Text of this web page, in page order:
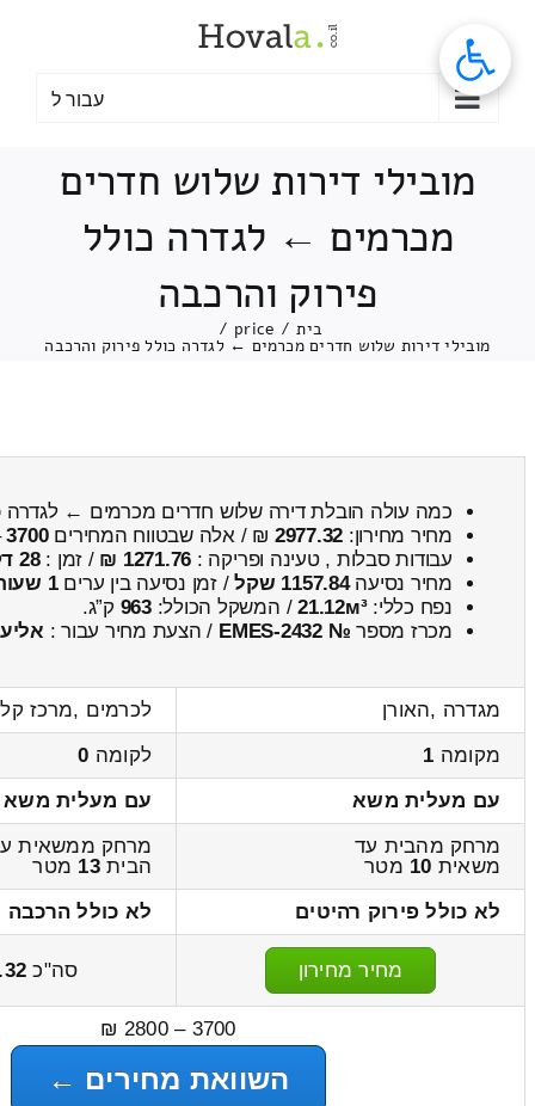
עבור ל
מובילי דירות שלוש חדרים
מכרמים ← לגדרה כולל
פירוק והרכבה
בית /
price
/
מובילי דירות שלוש חדרים מכרמים ← לגדרה כולל פירוק והרכבה
כמה עולה הובלת דירה שלוש חדרים מכרמים ← לגדרה
מחיר מחירון: 2977.32 ₪ / אלה שבטווח המחירים3700
עבודות סבלות , טעינה ופריקה : 1271.76 ₪ / זמן :28 דקות 24 שניות
מחיר נסיעה1157.84 שקל / זמן נסיעה בין ערים1 שעות , 24 דקות
נפח כללי:21.12м³/ המשקל הכולל:963 ק”ג.
מכרז מספר № EMES-2432 / הצעת מחיר עבור :
מגדרה ,האורן
לכרמים ,מרכז
מקומה 1 לקומה 0
עם מעלית משא
עם מעלית משא
מרחק מהבית עד
משאית 10 מטר
מרחק ממשאית
הבית13 מטר
לא כולל פירוק רהיטים
לא כולל הרכבה
מחיר מחירון סה"כ
3700 – 2800 ₪
השוואת מחירים ←